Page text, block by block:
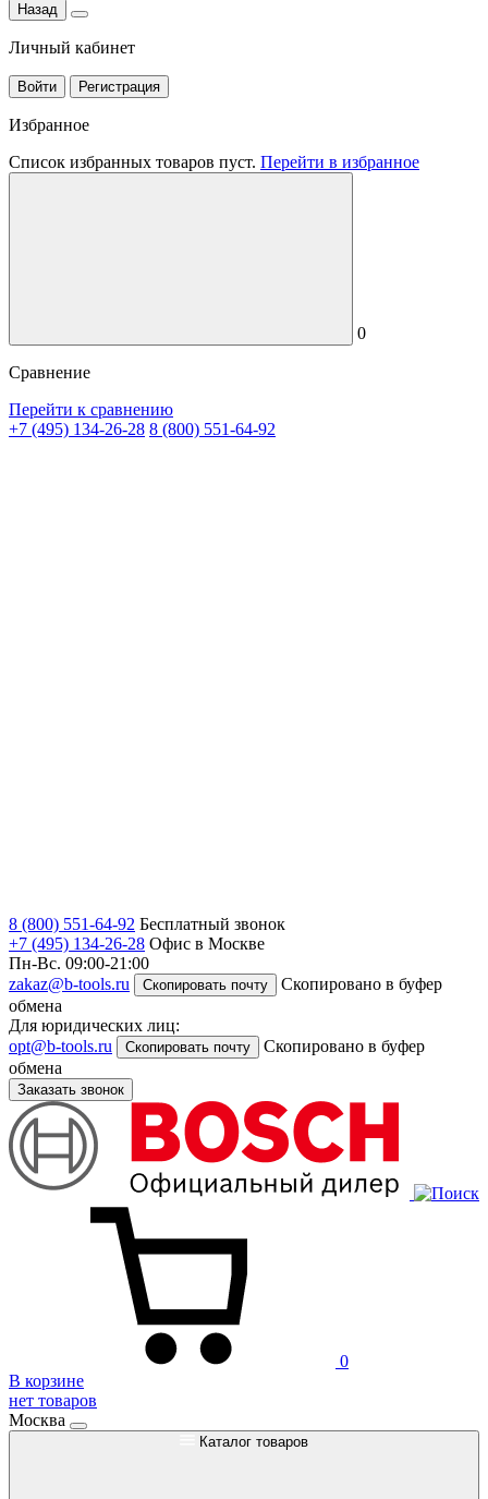
Назад
Личный кабинет
Войти Регистрация
Избранное
Список избранных товаров пуст. Перейти в избранное
0
Сравнение
Перейти к сравнению
+7 (495) 134-26-28 8 (800) 551-64-92
8 (800) 551-64-92 Бесплатный звонок
+7 (495) 134-26-28 Офис в Москве
Пн-Вс. 09:00-21:00
zakaz@b-tools.ru
Скопировать почту
Скопировано в буфер
обмена
Для юридических лиц:
opt@b-tools.ru
Скопировать почту
Скопировано в буфер
обмена
Заказать звонок
0
В корзине
нет товаров
Москва
Каталог товаров